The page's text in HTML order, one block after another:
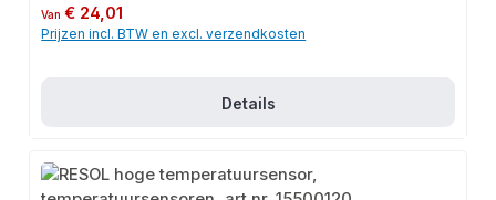
Normale prijs:
Van€ 24,01
Prijzen incl. BTW en excl. verzendkosten
Details